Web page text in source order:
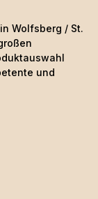
Wolfsberg / St.
und